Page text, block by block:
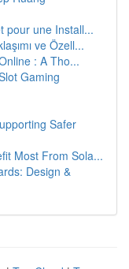
pour une Install...
ve Özell...
: A Tho...
Gaming
Safer
Most From Sola...
Design &